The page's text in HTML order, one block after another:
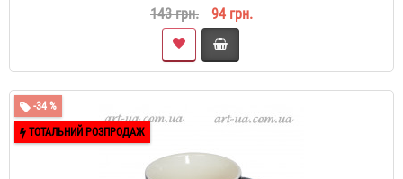
143 грн. 94 грн.
-34 %
ТОТАЛЬНИЙ РОЗПРОДАЖ